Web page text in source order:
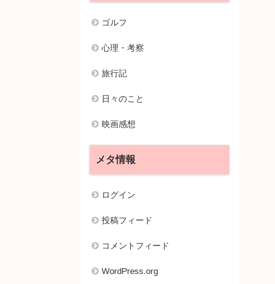
ゴルフ
心理・考察
旅行記
日々のこと
映画感想
メタ情報
ログイン
投稿フィード
コメントフィード
WordPress.org